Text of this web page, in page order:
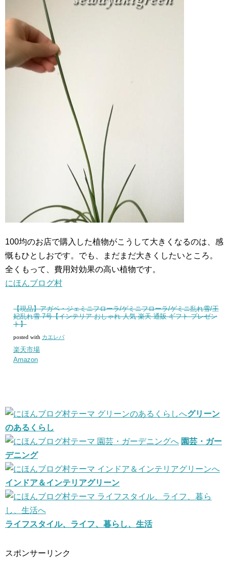
100均のお店で購入した植物がこうして大きくなるのは、感
慨もひとしおです。でも、まだまだ大きくしたいところ。
全くもって、費用対効果の高い植物です。
にほんブログ村
【現品】アガベ・ジェミニフローラ/ゲミニフローラ/ゲミニ乱れ雪/王
妃乱れ雪 7号【インテリア おしゃれ 人気 楽天 通販 ギフト プレゼン
ト】
posted with カエレバ
楽天市場
Amazon
グリーン
のあるくらし
園芸・ガー
デニング
インドア＆インテリアグリーン
ライフスタイル、ライフ、暮らし、生活
スポンサーリンク